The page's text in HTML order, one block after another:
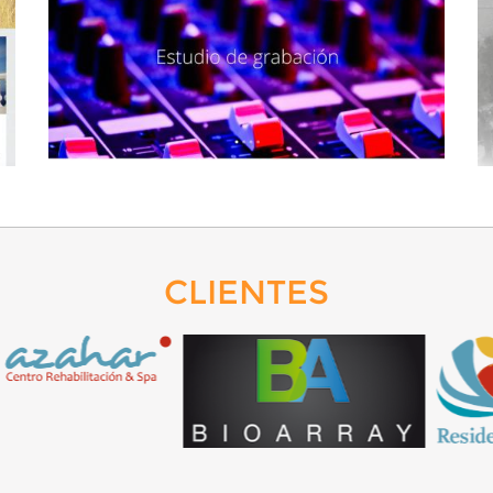
MAGIC MOMENT PRODUCTIONS
CLIENTES